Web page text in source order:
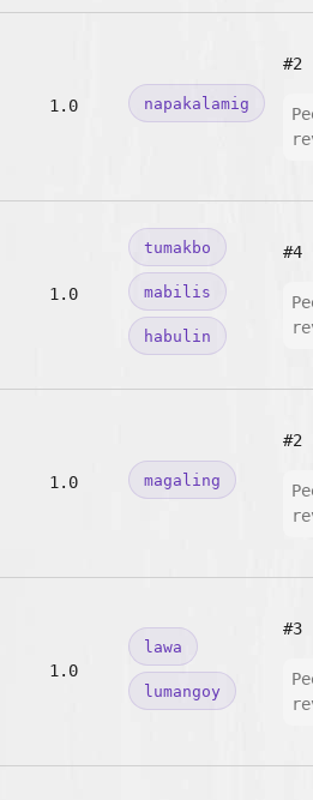
1.0 napakalamig
#2
1.0
tumakbo
mabilis
habulin
#4
1.0 magaling
#2
1.0
lawa
lumangoy
#3